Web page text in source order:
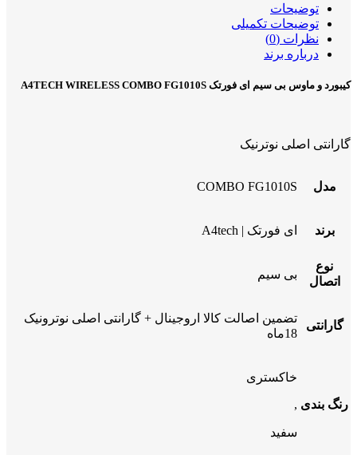
توضیحات
توضیحات تکمیلی
نظرات (0)
درباره برند
کیبورد و ماوس بی سیم ای فورتک A4TECH WIRELESS COMBO FG1010S
گارانتی اصلی نوترنیک
مدل COMBO FG1010S
برند ای فورتک | A4tech
نوع
اتصال
بی سیم
گارانتی
تضمین اصالت کالا اروجینال + گارانتی اصلی نوترونیک
18ماه
رنگ بندی
خاکستری
,
سفید